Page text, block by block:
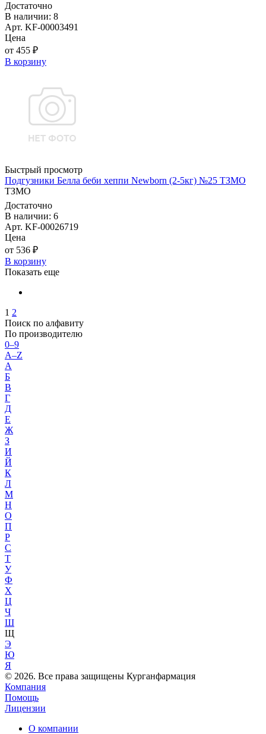
Достаточно
В наличии: 8
Арт. KF-00003491
Цена
от 455 ₽
В корзину
Быстрый просмотр
Подгузники Белла беби хеппи Newborn (2-5кг) №25 ТЗМО
ТЗМО
Достаточно
В наличии: 6
Арт. KF-00026719
Цена
от 536 ₽
В корзину
Показать еще
1 2
Поиск по алфавиту
По производителю
0–9
A–Z
А
Б
В
Г
Д
Е
Ж
З
И
Й
К
Л
М
Н
О
П
Р
С
Т
У
Ф
Х
Ц
Ч
Ш
Щ
Э
Ю
Я
© 2026. Все права защищены Курганфармация
Компания
Помощь
Лицензии
О компании